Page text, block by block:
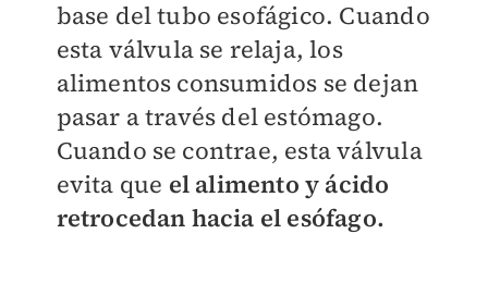
base del tubo esofágico. Cuando
esta válvula se relaja, los
alimentos consumidos se dejan
pasar a través del estómago.
Cuando se contrae, esta válvula
evita que el alimento y ácido
retrocedan hacia el esófago.